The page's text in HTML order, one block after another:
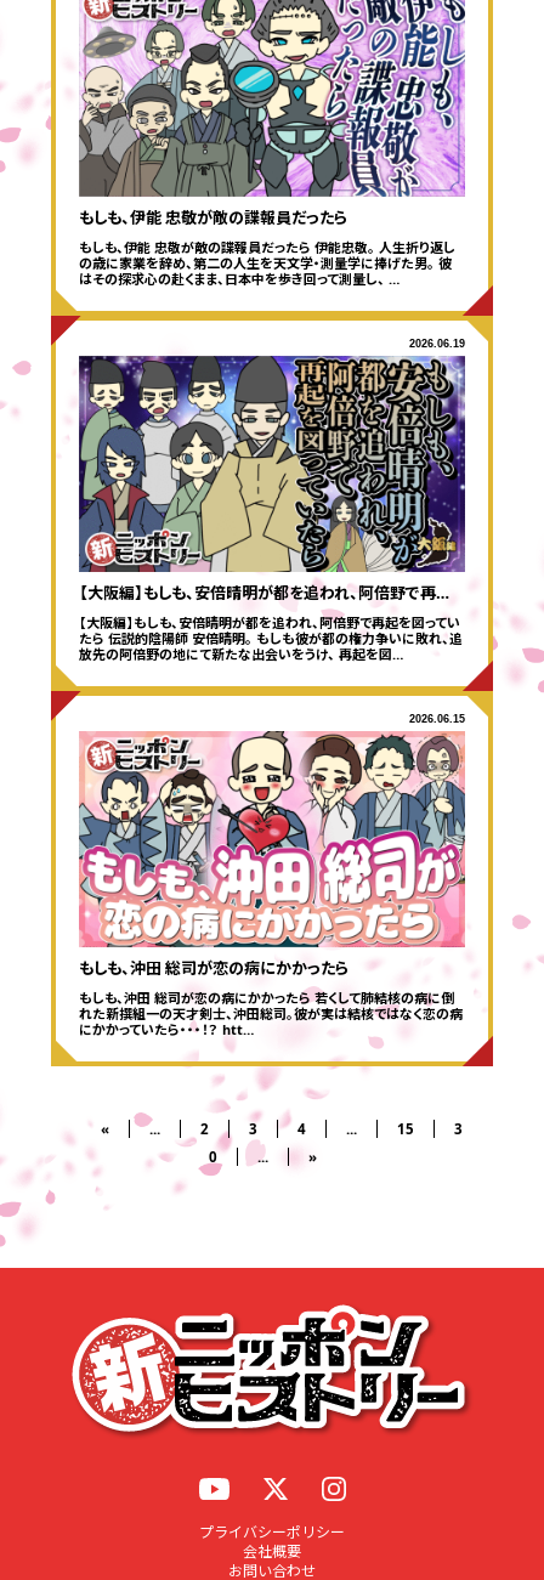
もしも、伊能 忠敬が敵の諜報員だったら
もしも、伊能 忠敬が敵の諜報員だったら 伊能忠敬。 人生折り返し
の歳に家業を辞め、第二の人生を天文学・測量学に捧げた男。 彼
はその探求心の赴くまま、日本中を歩き回って測量し、 …
2026.06.19
【大阪編】もしも、安倍晴明が都を追われ、阿倍野で再…
【大阪編】もしも、安倍晴明が都を追われ、阿倍野で再起を図ってい
たら 伝説的陰陽師 安倍晴明。 もしも彼が都の権力争いに敗れ、追
放先の阿倍野の地にて新たな出会いをうけ、 再起を図…
2026.06.15
もしも、沖田 総司が恋の病にかかったら
もしも、沖田 総司が恋の病にかかったら 若くして肺結核の病に倒
れた新撰組一の天才剣士、沖田総司。彼が実は結核ではなく恋の病
にかかっていたら・・・！？ htt…
« ... 2 3 4 ... 15
3
0
... »
プライバシーポリシー
会社概要
お問い合わせ